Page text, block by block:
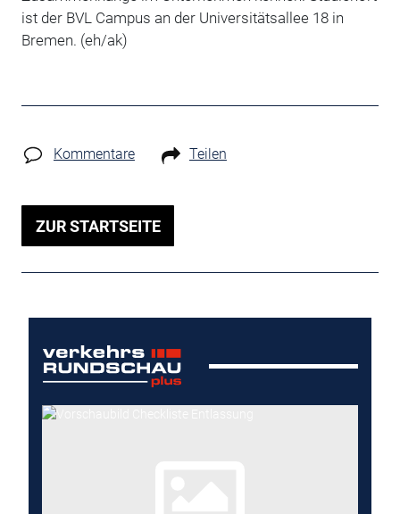
ist der BVL Campus an der Universitätsallee 18 in
Bremen. (eh/ak)
Kommentare Teilen
ZUR STARTSEITE